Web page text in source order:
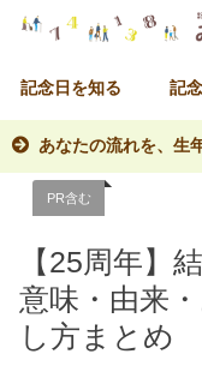
記念日を知る 記
あなたの流れを、生
PR含む
【25周年】
意味・由来
し方まとめ